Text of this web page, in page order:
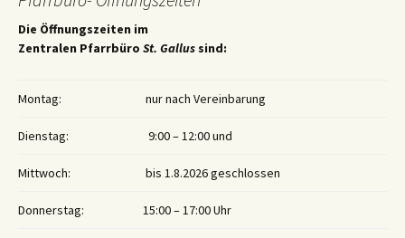
Die Öffnungszeiten im
Zentralen Pfarrbüro St. Gallus sind:
Montag: nur nach Vereinbarung
Dienstag: 9:00 – 12:00 und
Mittwoch: bis 1.8.2026 geschlossen
Donnerstag: 15:00 – 17:00 Uhr